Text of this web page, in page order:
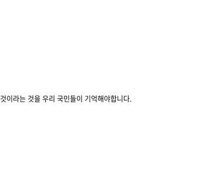
이라는 것을 우리 국민들이 기억해야합니다.